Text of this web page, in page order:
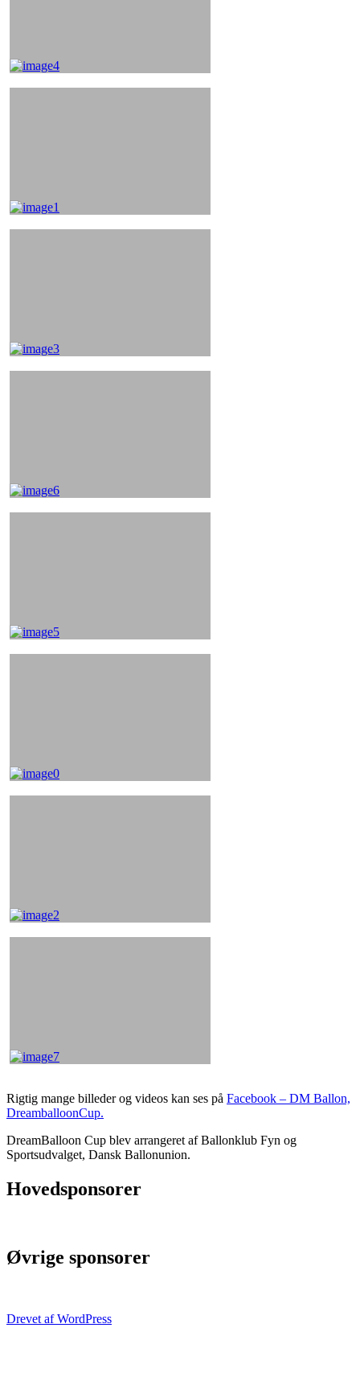
Rigtig mange billeder og videos kan ses på Facebook – DM Ballon,
DreamballoonCup.
DreamBalloon Cup blev arrangeret af Ballonklub Fyn og
Sportsudvalget, Dansk Ballonunion.
Hovedsponsorer
Øvrige sponsorer
Drevet af WordPress